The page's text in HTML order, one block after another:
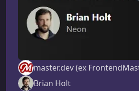
master.dev (ex
Brian Holt